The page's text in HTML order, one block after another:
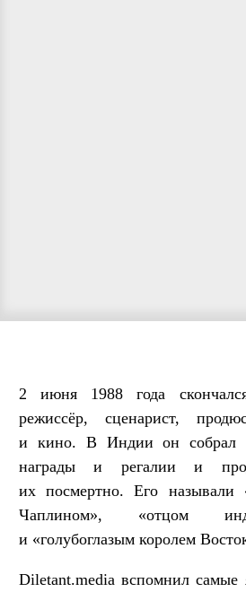
2 июня 1988 года
режиссёр, сценарист,
и кино. В Индии он собрал
награды и регалии и
их посмертно. Его называли
Чаплином», «отцом
и «голубоглазым королем
Diletant.media вспомнил самые